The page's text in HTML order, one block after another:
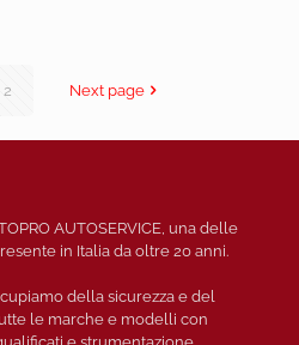
2 Next page
AUTOSERVICE, una delle
in Italia da oltre 20 anni.
della sicurezza e del
le marche e modelli con